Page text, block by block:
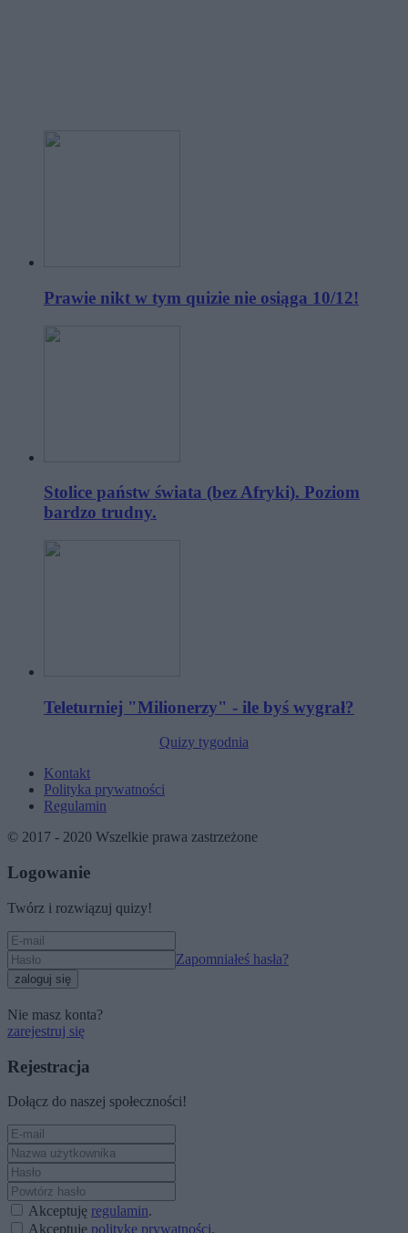
Prawie nikt w tym quizie nie osiąga 10/12!
Stolice państw świata (bez Afryki). Poziom
bardzo trudny.
Teleturniej "Milionerzy" - ile byś wygrał?
Quizy tygodnia
Kontakt
Polityka prywatności
Regulamin
© 2017 - 2020 Wszelkie prawa zastrzeżone
Logowanie
Twórz i rozwiązuj quizy!
Zapomniałeś hasła?
zaloguj się
Nie masz konta?
zarejestruj się
Rejestracja
Dołącz do naszej społeczności!
Akceptuję regulamin.
Akceptuję politykę prywatności.